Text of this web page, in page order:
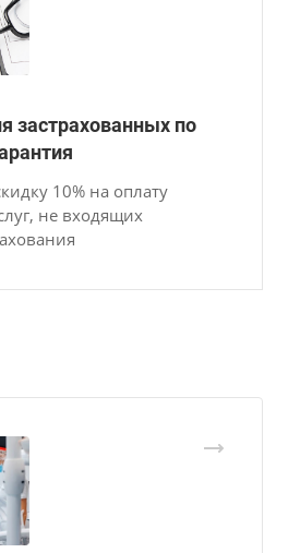
застрахованных по
10% на оплату
не входящих